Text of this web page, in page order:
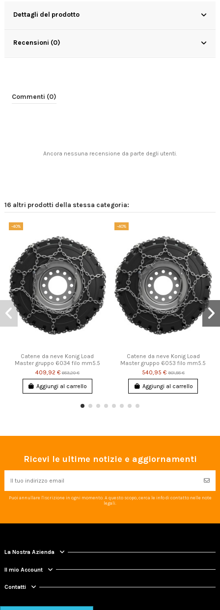
Dettagli del prodotto
Recensioni (0)
Commenti (0)
Ancora nessuna recensione da parte degli utenti.
16 altri prodotti della stessa categoria:
-40%
Catene da neve Konig Load
Master gruppo 6034 filo mm5.5
409,92 €683,20 €
Aggiungi al carrello
-40%
Catene da neve Konig Load
Master gruppo 6053 filo mm5.5
540,95 € 901,58 €
Aggiungi al carrello
Ricevi le ultime notizie e aggiornamenti
Puoi annullare l'iscrizione in ogni momento. A questo scopo, cerca le info di contatto nelle note
legali.
La Nostra Azienda
Il mio Account
Contatti